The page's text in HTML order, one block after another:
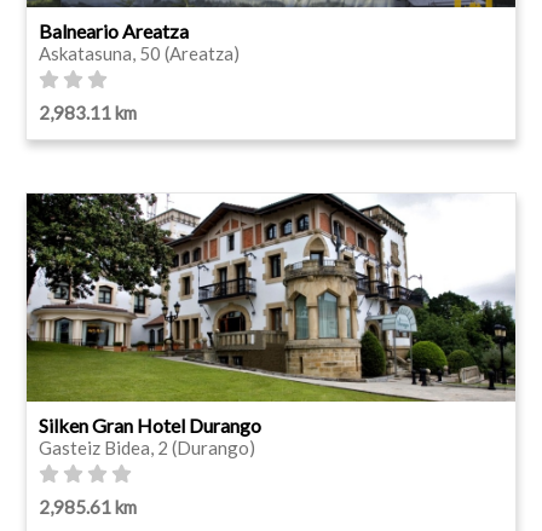
Balneario Areatza
Askatasuna, 50 (Areatza)
2,983.11 km
Silken Gran Hotel Durango
Gasteiz Bidea, 2 (Durango)
2,985.61 km